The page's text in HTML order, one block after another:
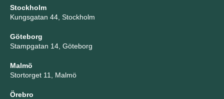
Stockholm
Kungsgatan 44, Stockholm
Göteborg
Stampgatan 14, Göteborg
Malmö
Stortorget 11, Malmö
Örebro